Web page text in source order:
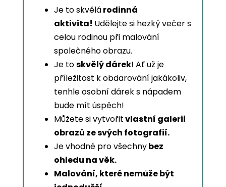
Je to skvělárodinná
aktivita! Udělejte si hezký večer s
celou rodinou při malování
společného obrazu.
Je toskvělý dárek! Ať už je
příležitost k obdarování jakákoliv,
tenhle osobní dárek s nápadem
bude mít úspěch!
Můžete si vytvořitvlastní galerii
obrazů ze svých fotografií.
Je vhodné pro všechnybez
ohledu na věk.
Malování, které nemůže být